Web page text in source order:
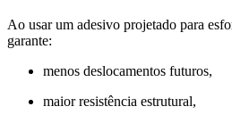
Ao usar um adesivo projetado para
garante:
menos deslocamentos futuros,
maior resistência estrutural,